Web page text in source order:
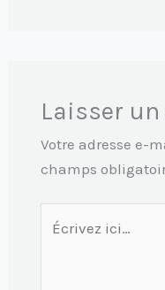
Laisser
Votre adresse e-
champs